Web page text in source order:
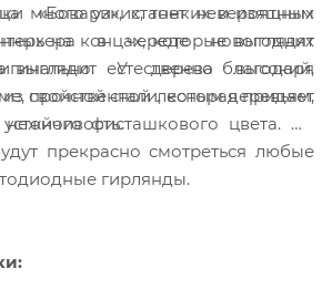
много узких, тонких и изящных
на концах, которые выглядят
У дерева высокий,
прочной стали, которая придает
«Бовари», станет невероятным
в череде новогодних
выглядит естественно благодаря
свойственной лесным деревьям,
фисташкового цвета. На
прекрасно смотреться любые
гирлянды.